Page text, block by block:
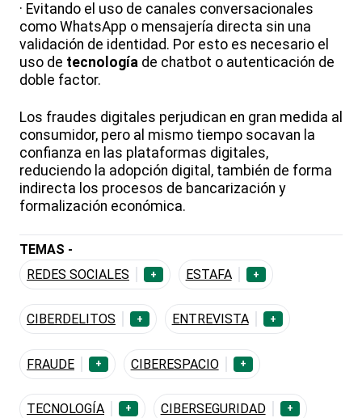
· Evitando el uso de canales conversacionales
como WhatsApp o mensajería directa sin una
validación de identidad. Por esto es necesario el
uso de tecnología de chatbot o autenticación de
doble factor.
Los fraudes digitales perjudican en gran medida al
consumidor, pero al mismo tiempo socavan la
confianza en las plataformas digitales,
reduciendo la adopción digital, también de forma
indirecta los procesos de bancarización y
formalización económica.
TEMAS -
REDES SOCIALES
+ ESTAFA +
CIBERDELITOS + ENTREVISTA +
FRAUDE + CIBERESPACIO +
TECNOLOGÍA + CIBERSEGURIDAD +